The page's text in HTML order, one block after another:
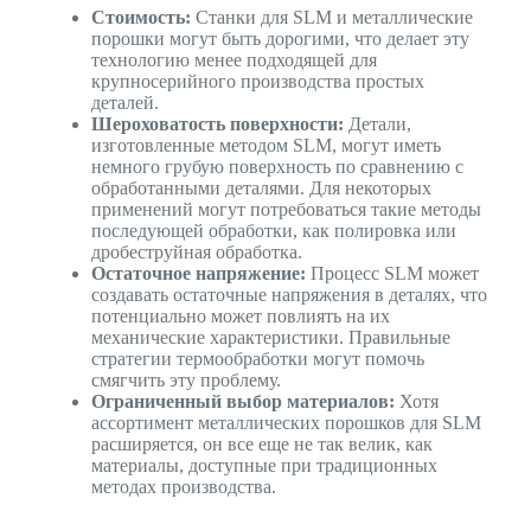
Стоимость: Станки для SLM и металлические
порошки могут быть дорогими, что делает эту
технологию менее подходящей для
крупносерийного производства простых
деталей.
Шероховатость поверхности: Детали,
изготовленные методом SLM, могут иметь
немного грубую поверхность по сравнению с
обработанными деталями. Для некоторых
применений могут потребоваться такие методы
последующей обработки, как полировка или
дробеструйная обработка.
Остаточное напряжение: Процесс SLM может
создавать остаточные напряжения в деталях, что
потенциально может повлиять на их
механические характеристики. Правильные
стратегии термообработки могут помочь
смягчить эту проблему.
Ограниченный выбор материалов: Хотя
ассортимент металлических порошков для SLM
расширяется, он все еще не так велик, как
материалы, доступные при традиционных
методах производства.